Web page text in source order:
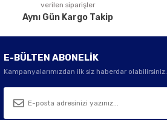
verilen siparişler
Aynı Gün Kargo Takip
E-BÜLTEN ABONELİK
Kampanyalarımızdan ilk siz haberdar olabilirsiniz.